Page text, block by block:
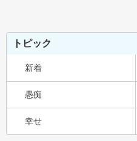
トピック
新着
愚痴
幸せ